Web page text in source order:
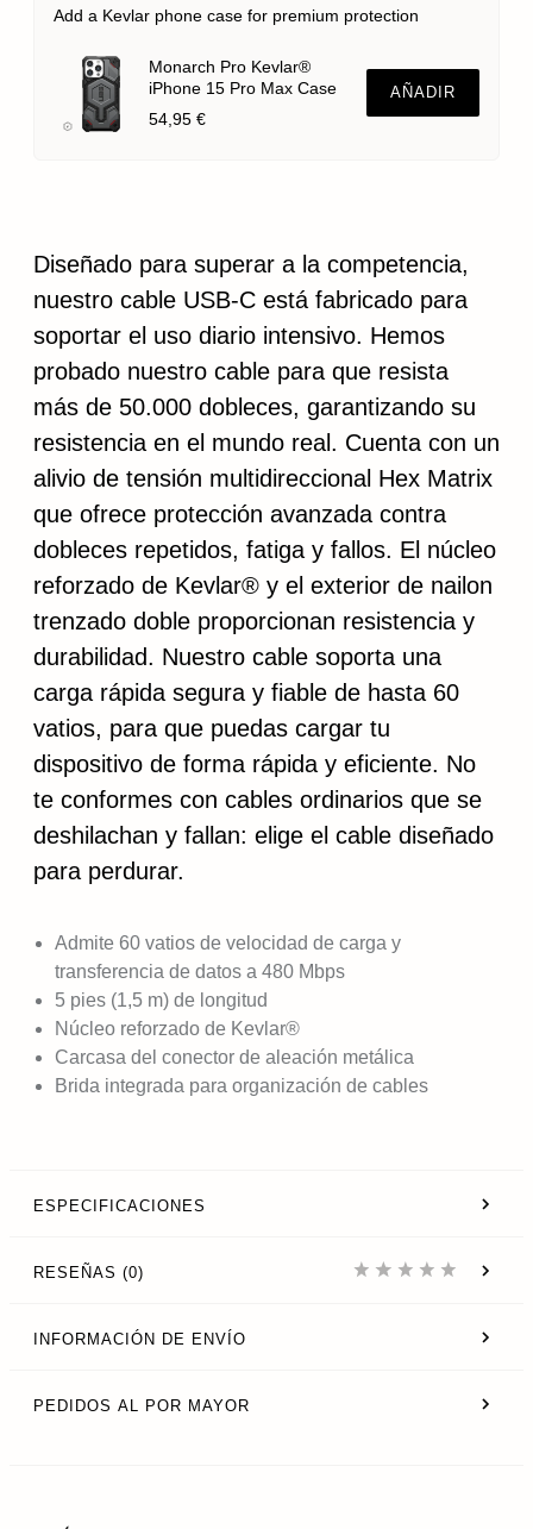
Add a Kevlar phone case for premium protection
Monarch Pro Kevlar®
iPhone 15 Pro Max Case
54,95 €
AÑADIR
Diseñado para superar a la competencia,
nuestro cable USB-C está fabricado para
soportar el uso diario intensivo. Hemos
probado nuestro cable para que resista
más de 50.000 dobleces, garantizando su
resistencia en el mundo real. Cuenta con un
alivio de tensión multidireccional Hex Matrix
que ofrece protección avanzada contra
dobleces repetidos, fatiga y fallos. El núcleo
reforzado de Kevlar® y el exterior de nailon
trenzado doble proporcionan resistencia y
durabilidad. Nuestro cable soporta una
carga rápida segura y fiable de hasta 60
vatios, para que puedas cargar tu
dispositivo de forma rápida y eficiente. No
te conformes con cables ordinarios que se
deshilachan y fallan: elige el cable diseñado
para perdurar.
Admite 60 vatios de velocidad de carga y
transferencia de datos a 480 Mbps
5 pies (1,5 m) de longitud
Núcleo reforzado de Kevlar®
Carcasa del conector de aleación metálica
Brida integrada para organización de cables
ESPECIFICACIONES
RESEÑAS (0)
INFORMACIÓN DE ENVÍO
PEDIDOS AL POR MAYOR